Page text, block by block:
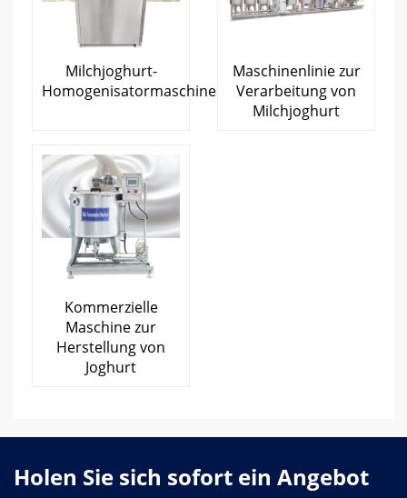
Milchjoghurt-
Homogenisatormaschine
Maschinenlinie zur
Verarbeitung von
Milchjoghurt
Kommerzielle
Maschine zur
Herstellung von
Joghurt
Holen Sie sich sofort ein Angebot